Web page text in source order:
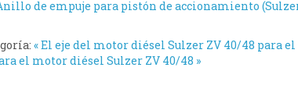
de empuje para pistón de accionamiento
« El eje del motor diésel Sulzer ZV 40/48 para
el motor diésel Sulzer ZV 40/48 »